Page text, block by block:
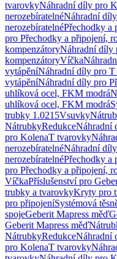
tvarovkyNáhradní díly pro
nerozebíratelnéNáhradní
nerozebíratelnéPřechodky a
pro Přechodky a připojení,
kompenzátoryNáhradní díly
kompenzátoryVíčka
vytápěníNáhradní díly pro
vytápěníNáhradní díly pro
uhlíková ocel, FKM modrá
uhlíková ocel, FKM modrá
trubky 1.0215Vsuvky
NátrubkyRedukceNáhradní
pro KolenaT tvarovky
nerozebíratelnéNáhradní
nerozebíratelnéPřechodky a
pro Přechodky a připojení,
VíčkaPříslušenství pro
trubky a tvarovkyKryty pro
pro připojeníSystémová
spojeGeberit Mapress měď
Geberit Mapress měď
NátrubkyRedukceNáhradní
pro KolenaT tvarovky